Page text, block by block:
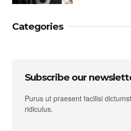
Categories
Subscribe our
Purus ut praesent facilisi
ridiculus.